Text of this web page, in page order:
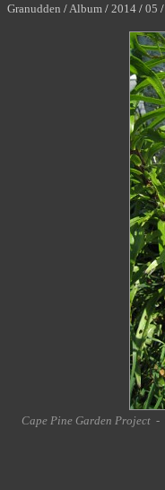
Granudden /Album / 2014 / 05 /
Cape Pine Garden Project -